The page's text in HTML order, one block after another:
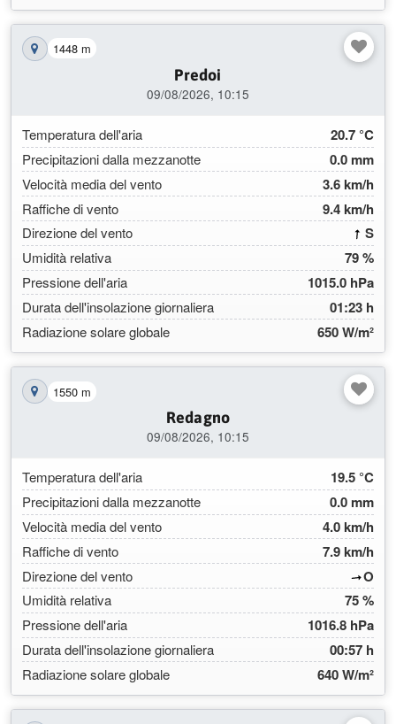
Mostra la stazione sulla mappa
1448 m
Predoi
09/08/2026, 10:15
Temperatura dell'aria 20.7 °C
Precipitazioni dalla mezzanotte 0.0 mm
Velocità media del vento 3.6 km/h
Raffiche di vento 9.4 km/h
Direzione del vento S
Umidità relativa
79 %
Pressione dell'aria 1015.0 hPa
Durata dell'insolazione giornaliera 01:23 h
Radiazione solare globale 650 W/m²
Mostra la stazione sulla mappa
1550 m
Redagno
09/08/2026, 10:15
Temperatura dell'aria 19.5 °C
Precipitazioni dalla mezzanotte 0.0 mm
Velocità media del vento 4.0 km/h
Raffiche di vento 7.9 km/h
Direzione del vento O
Umidità relativa
75 %
Pressione dell'aria 1016.8 hPa
Durata dell'insolazione giornaliera 00:57 h
Radiazione solare globale 640 W/m²